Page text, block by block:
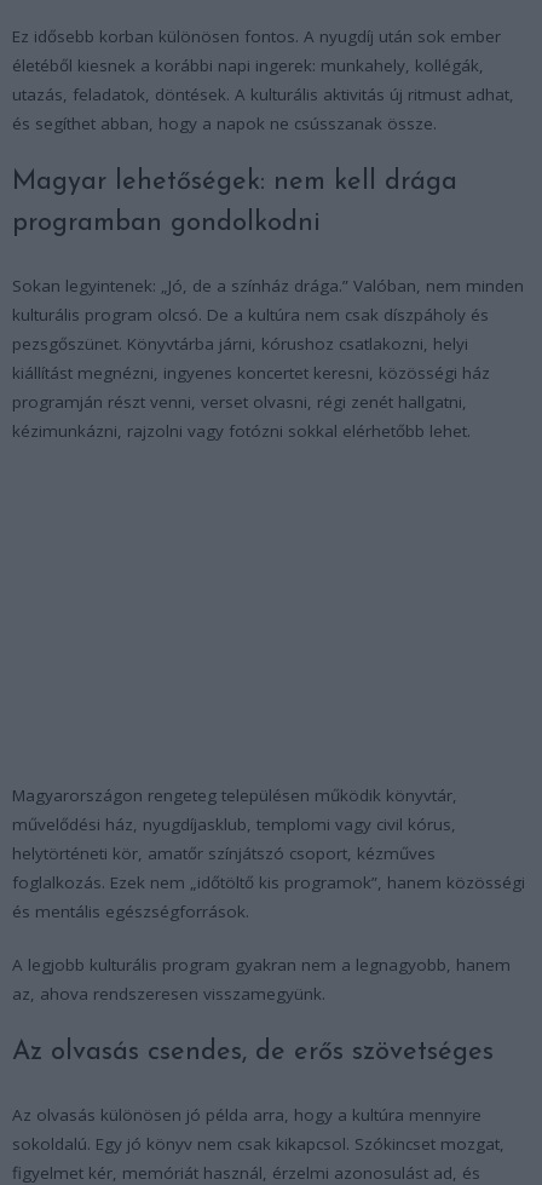
Ez idősebb korban különösen fontos. A nyugdíj után sok ember
életéből kiesnek a korábbi napi ingerek: munkahely, kollégák,
utazás, feladatok, döntések. A kulturális aktivitás új ritmust adhat,
és segíthet abban, hogy a napok ne csússzanak össze.
Magyar lehetőségek: nem kell drága
programban gondolkodni
Sokan legyintenek: „Jó, de a színház drága.” Valóban, nem minden
kulturális program olcsó. De a kultúra nem csak díszpáholy és
pezsgőszünet. Könyvtárba járni, kórushoz csatlakozni, helyi
kiállítást megnézni, ingyenes koncertet keresni, közösségi ház
programján részt venni, verset olvasni, régi zenét hallgatni,
kézimunkázni, rajzolni vagy fotózni sokkal elérhetőbb lehet.
Magyarországon rengeteg településen működik könyvtár,
művelődési ház, nyugdíjasklub, templomi vagy civil kórus,
helytörténeti kör, amatőr színjátszó csoport, kézműves
foglalkozás. Ezek nem „időtöltő kis programok”, hanem közösségi
és mentális egészségforrások.
A legjobb kulturális program gyakran nem a legnagyobb, hanem
az, ahova rendszeresen visszamegyünk.
Az olvasás csendes, de erős szövetséges
Az olvasás különösen jó példa arra, hogy a kultúra mennyire
sokoldalú. Egy jó könyv nem csak kikapcsol. Szókincset mozgat,
figyelmet kér, memóriát használ, érzelmi azonosulást ad, és